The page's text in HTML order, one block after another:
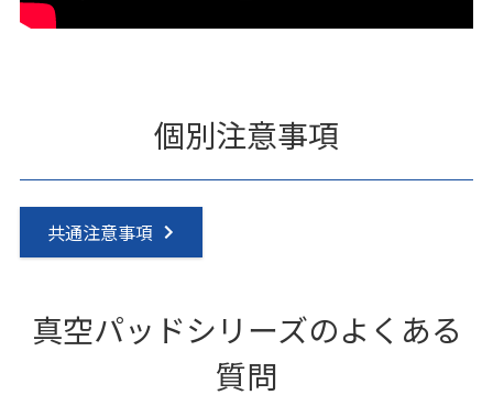
個別注意事項
共通注意事項
真空パッドシリーズのよくある
質問